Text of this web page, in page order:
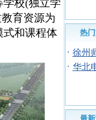
校(独立学
育资源为
式和课程体
热
· 徐州
· 华北